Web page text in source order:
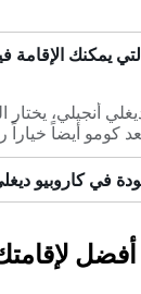
يمكنك الإقامة
أنجيلي،
كومو أيضاً خياراً
في كاروبيو
أفضل